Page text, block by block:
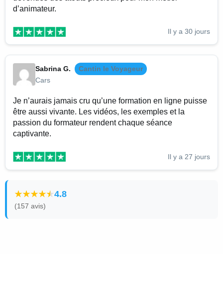
d’animateur.
Il y a 30 jours
Sabrina G.
Cantin le Voyageur
Cars
Je n’aurais jamais cru qu’une formation en ligne puisse
être aussi vivante. Les vidéos, les exemples et la
passion du formateur rendent chaque séance
captivante.
Il y a 27 jours
4.8
(157 avis)